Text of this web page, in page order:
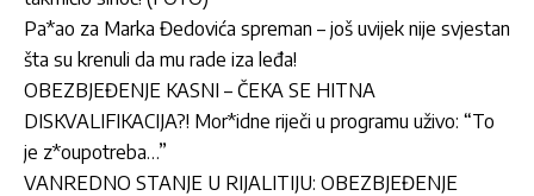
Pa*ao za Marka Đedovića spreman – još uvijek nije svjestan
šta su krenuli da mu rade iza leđa!
OBEZBJEĐENJE KASNI – ČEKA SE HITNA
DISKVALIFIKACIJA?! Mor*idne riječi u programu uživo: “To
je z*oupotreba…”
VANREDNO STANJE U RIJALITIJU: OBEZBJEĐENJE